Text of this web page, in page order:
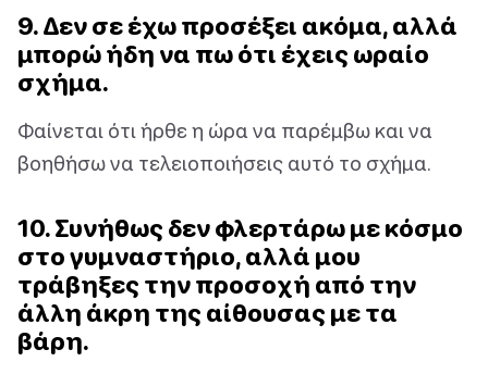
9. Δεν σε έχω προσέξει ακόμα, αλλά
μπορώ ήδη να πω ότι έχεις ωραίο
σχήμα.
Φαίνεται ότι ήρθε η ώρα να παρέμβω και να
βοηθήσω να τελειοποιήσεις αυτό το σχήμα.
10. Συνήθως δεν φλερτάρω με κόσμο
στο γυμναστήριο, αλλά μου
τράβηξες την προσοχή από την
άλλη άκρη της αίθουσας με τα
βάρη.